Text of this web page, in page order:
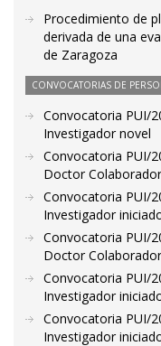
Procedimiento de
derivada de una
de Zaragoza
CONVOCATORIAS DE
Convocatoria PUI/
Investigador novel
Convocatoria PUI/
Doctor
Convocatoria PUI/
Investigador
Convocatoria PUI/
Doctor
Convocatoria PUI/
Investigador
Convocatoria PUI/
Investigador